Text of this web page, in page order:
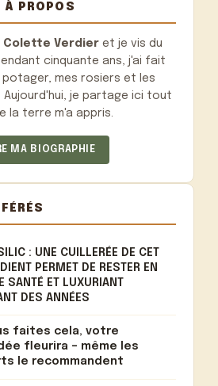
À PROPOS
Colette Verdier et je vis du
cinquante ans, j'ai fait
potager, mes rosiers et les
Aujourd'hui, je partage ici tout
la terre m'a appris.
MA BIOGRAPHIE
: UNE CUILLERÉE DE CET
PERMET DE RESTER EN
SANTÉ ET LUXURIANT
DES ANNÉES
faites cela, votre
fleurira – même les
le recommandent